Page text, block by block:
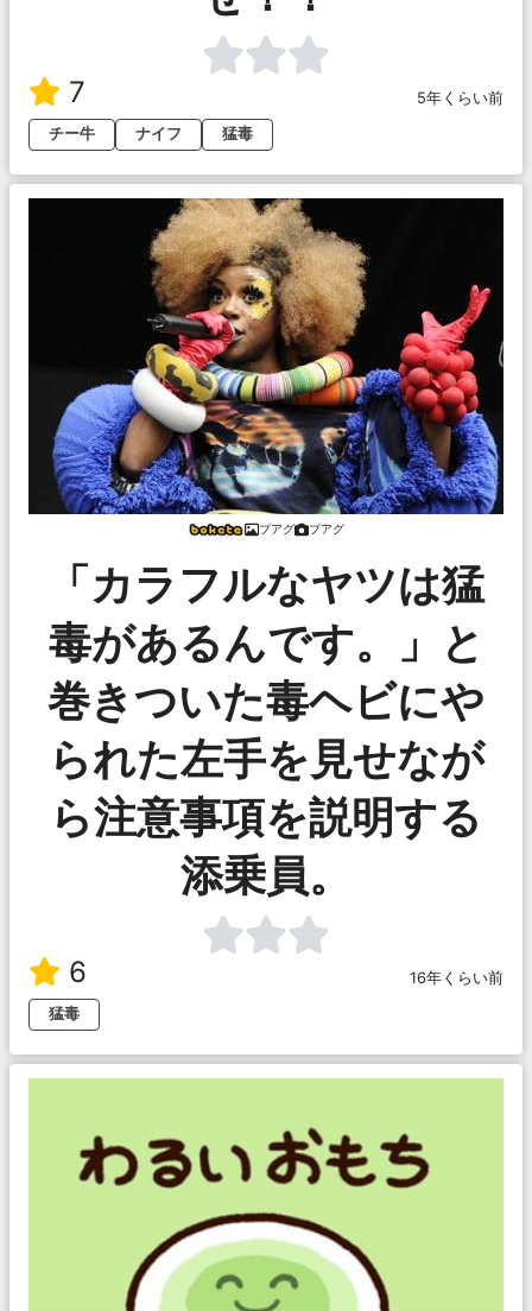
7
5年くらい前
チー牛
ナイフ 猛毒
プアグ プアグ
「カラフルなヤツは猛
毒があるんです。」と
巻きついた毒ヘビにや
られた左手を見せなが
ら注意事項を説明する
添乗員。
6
16年くらい前
猛毒